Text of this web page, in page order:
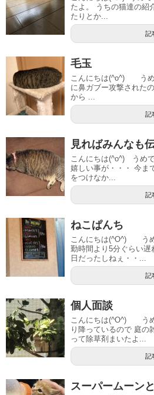
たよ。 うちの猫達の紹
たりとか...
記
毛玉
こんにちは(^o^) うめ
に鼻ガブー攻撃された
から ...
記
見ればみんなも
こんにちは(^o^) うめ
嬉しい事が・・・ 今ま
をつけなか...
記
ねこぱんち
こんにちは(^O^) うめ
勤時間より5分ぐらい
日だったしねぇ・・...
記
個人面談
こんにちは(^O^) う
り降っているので 庭の
って除草剤まいたよ...
記
スーパームーン